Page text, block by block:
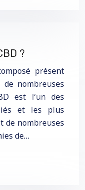
?
présent
nombreuses
est l’un des
et les plus
de nombreuses
de…